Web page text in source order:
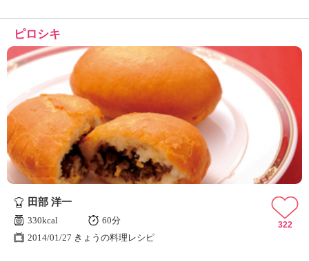
ピロシキ
田部 洋一
330kcal
60分
2014/01/27 きょうの料理レシピ
322